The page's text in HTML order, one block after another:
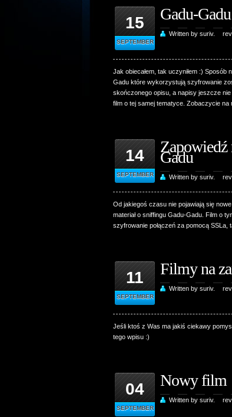
15
SEPTEMBER
Gadu-
Written by suriv.
Jak obiecałem, tak uczyniłem :)
Gadu które wykorzystują szyfrowanie
skończonego opisu, a napisy jeszcze
film o tej samej tematyce. Zobaczycie
14
SEPTEMBER
Zapowiedź
Gadu
Written by suriv.
Od jakiegoś czasu nie pojawiają się
materiał o sniffingu Gadu-Gadu. Film o
szyfrowanie połączeń za pomocą
11
SEPTEMBER
Filmy na
Written by suriv.
Jeśli ktoś z Was ma jakiś ciekawy
tego wpisu :)
04
SEPTEMBER
Nowy film
Written by suriv.